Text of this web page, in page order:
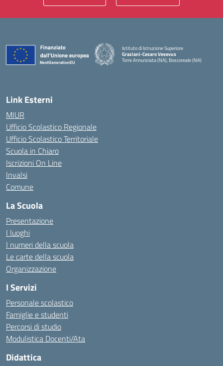
Istituto di Istruzione Superiore
Graziani-Cesaro Vesevus
Torre Annunziata (NA), Boscoreale (NA)
Link Esterni
MIUR
Ufficio Scolastico Regionale
Ufficio Scolastico Territoriale
Scuola in Chiaro
Iscrizioni On Line
Invalsi
Comune
La Scuola
Presentazione
I luoghi
I numeri della scuola
Le carte della scuola
Organizzazione
I Servizi
Personale scolastico
Famiglie e studenti
Percorsi di studio
Modulistica Docenti/Ata
Didattica